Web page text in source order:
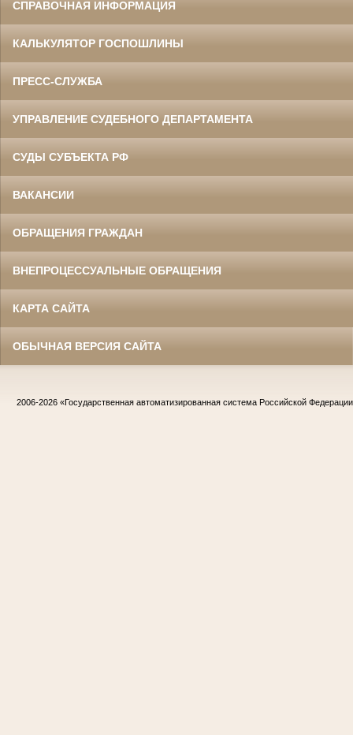
СПРАВОЧНАЯ ИНФОРМАЦИЯ
КАЛЬКУЛЯТОР ГОСПОШЛИНЫ
ПРЕСС-СЛУЖБА
УПРАВЛЕНИЕ СУДЕБНОГО ДЕПАРТАМЕНТА
СУДЫ СУБЪЕКТА РФ
ВАКАНСИИ
ОБРАЩЕНИЯ ГРАЖДАН
ВНЕПРОЦЕССУАЛЬНЫЕ ОБРАЩЕНИЯ
КАРТА САЙТА
ОБЫЧНАЯ ВЕРСИЯ САЙТА
2006-2026 «Государственная автоматизированная система Российской